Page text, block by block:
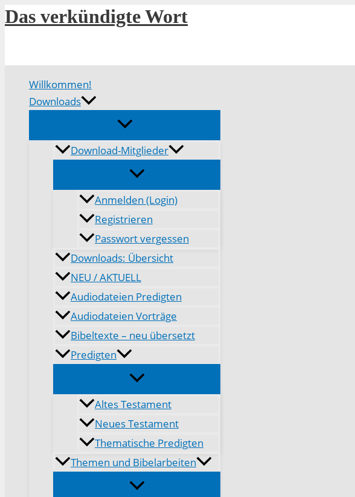
Zum
Inhalt
Das verkündigte Wort
Willkommen!
Downloads
Download-Mitglieder
Anmelden (Login)
Registrieren
Passwort vergessen
Downloads: Übersicht
NEU / AKTUELL
Audiodateien Predigten
Audiodateien Vorträge
Bibeltexte – neu übersetzt
Predigten
Altes Testament
Neues Testament
Thematische Predigten
Themen und Bibelarbeiten